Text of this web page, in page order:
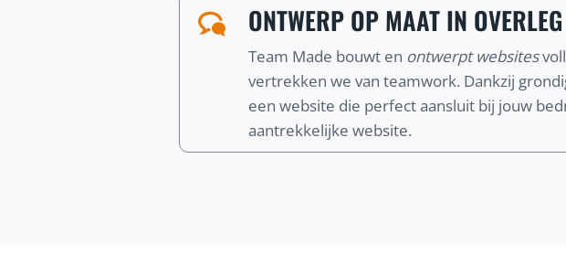
ONTWERP OP MAAT IN OVERLEG
Team Made bouwt en ontwerpt websites
vertrekken we van teamwork. Dankzij
een website die perfect aansluit bij jouw
aantrekkelijke website.